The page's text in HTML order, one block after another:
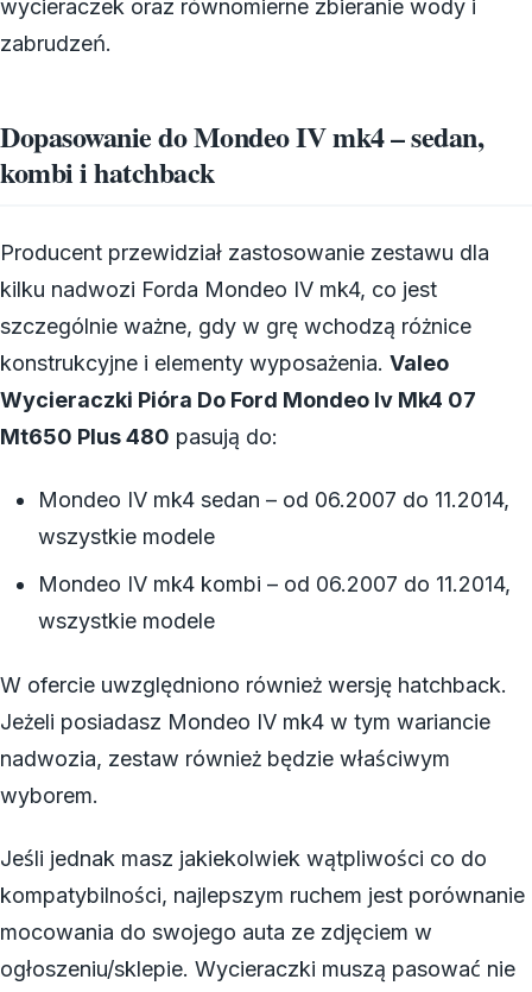
wycieraczek oraz równomierne zbieranie wody i
zabrudzeń.
Dopasowanie do Mondeo IV mk4 – sedan,
kombi i hatchback
Producent przewidział zastosowanie zestawu dla
kilku nadwozi Forda Mondeo IV mk4, co jest
szczególnie ważne, gdy w grę wchodzą różnice
konstrukcyjne i elementy wyposażenia. Valeo
Wycieraczki Pióra Do Ford Mondeo Iv Mk4 07
Mt650 Plus 480 pasują do:
Mondeo IV mk4 sedan – od 06.2007 do 11.2014,
wszystkie modele
Mondeo IV mk4 kombi – od 06.2007 do 11.2014,
wszystkie modele
W ofercie uwzględniono również wersję hatchback.
Jeżeli posiadasz Mondeo IV mk4 w tym wariancie
nadwozia, zestaw również będzie właściwym
wyborem.
Jeśli jednak masz jakiekolwiek wątpliwości co do
kompatybilności, najlepszym ruchem jest porównanie
mocowania do swojego auta ze zdjęciem w
ogłoszeniu/sklepie. Wycieraczki muszą pasować nie